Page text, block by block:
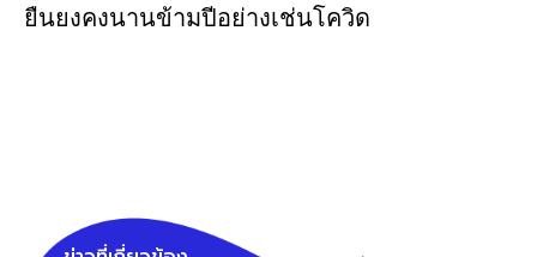
ยืนยงคงนานข้ามปีอย่างเช่นโควิด